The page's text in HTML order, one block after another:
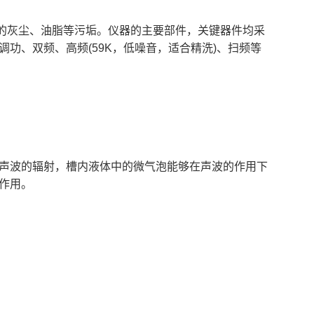
尘、油脂等污垢。仪器的主要部件，关键器件均采
功、双频、高频(59K，低噪音，适合精洗)、扫频等
的辐射，槽内液体中的微气泡能够在声波的作用下
用。